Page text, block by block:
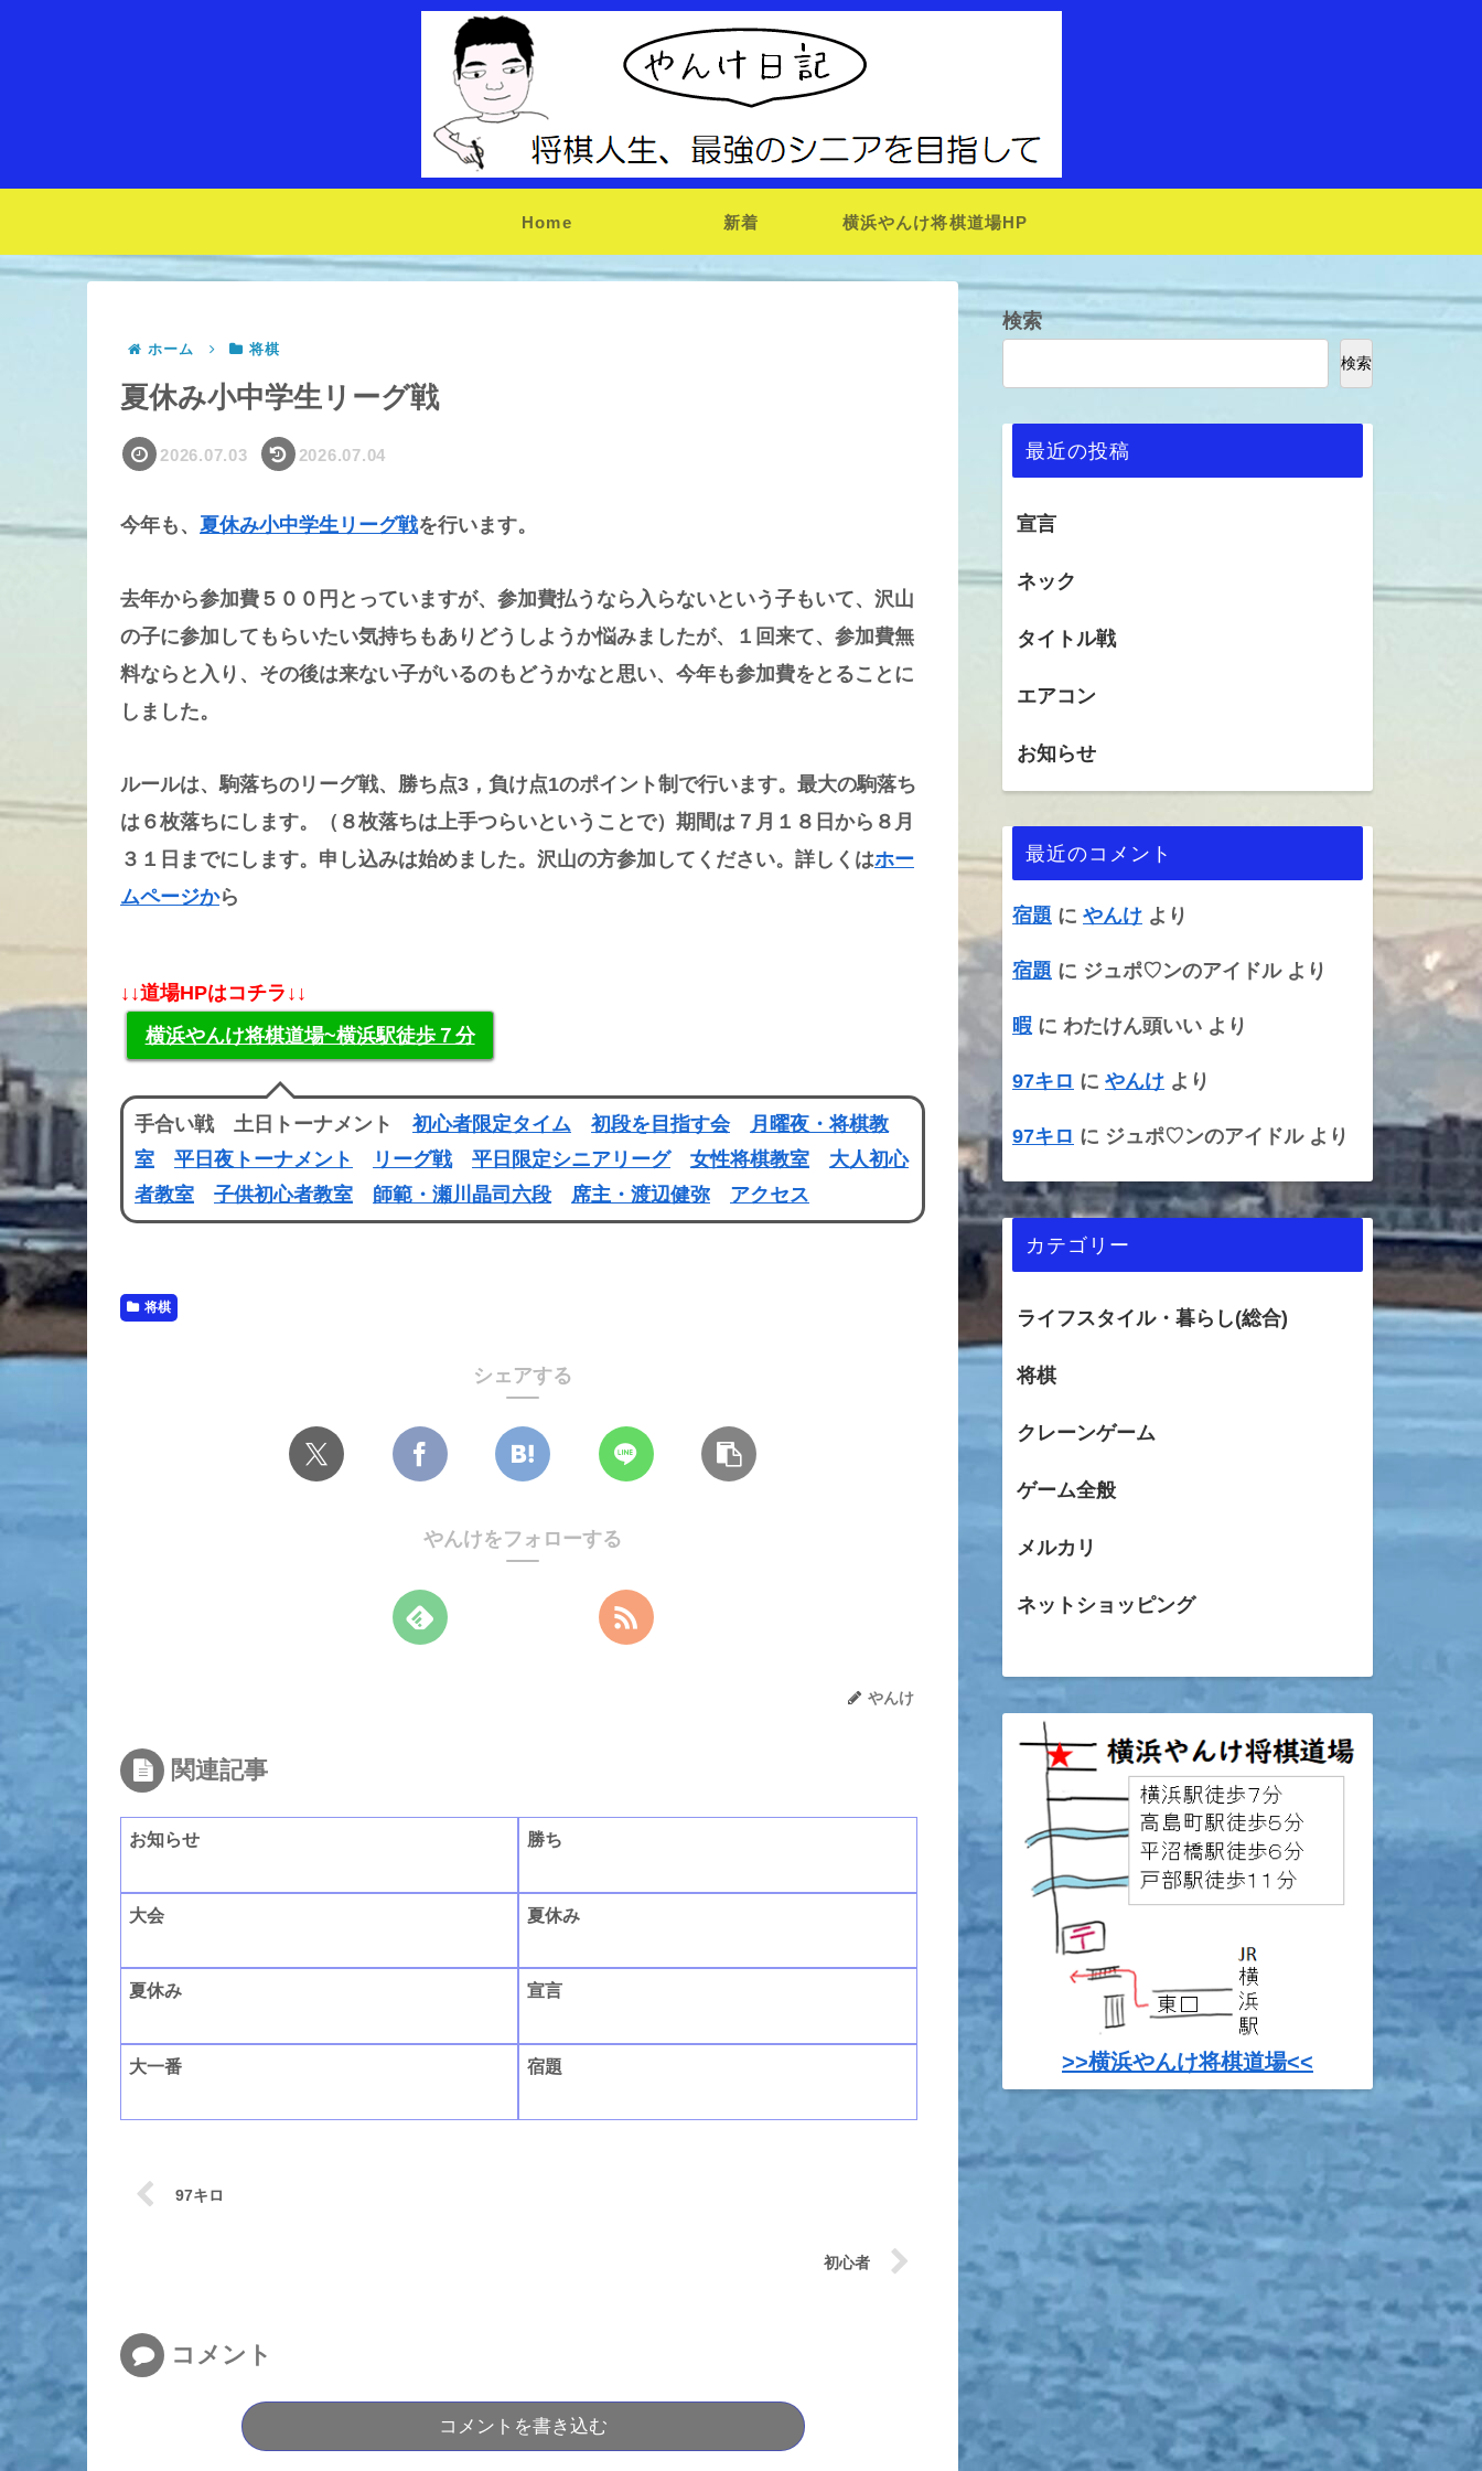
Home 新着 横浜やんけ将棋道場HP
ホーム 将棋
夏休み小中学生リーグ戦
2026.07.03 2026.07.04
今年も、 夏休み小中学生リーグ戦を行います。
去年から参加費５００円とっていますが、参加費払うなら入らないという子もいて、沢山
の子に参加してもらいたい気持ちもありどうしようか悩みましたが、１回来て、参加費無
料ならと入り、その後は来ない子がいるのもどうかなと思い、今年も参加費をとることに
しました。
ルールは、駒落ちのリーグ戦、勝ち点3，負け点1のポイント制で行います。最大の駒落ち
は６枚落ちにします。（８枚落ちは上手つらいということで）期間は７月１８日から８月
３１日までにします。申し込みは始めました。沢山の方参加してください。詳しくはホー
ムページから
↓↓道場HPはコチラ↓↓
横浜やんけ将棋道場~横浜駅徒歩７分
手合い戦 土日トーナメント 初心者限定タイム 初段を目指す会
月曜夜・将棋教
室
平日夜トーナメント リーグ戦 平日限定シニアリーグ 女性将棋教室
大人初心
者教室
子供初心者教室 師範・瀬川晶司六段 席主・渡辺健弥 アクセス
将棋
シェアする
やんけをフォローする
やんけ
関連記事
お知らせ 勝ち
大会 夏休み
夏休み 宣言
大一番 宿題
97キロ
初心者
コメント
コメントを書き込む
検索
検索
最近の投稿
宣言
ネック
タイトル戦
エアコン
お知らせ
最近のコメント
宿題 に やんけ より
宿題 に ジュポ♡ンのアイドルより
暇 に わたけん頭いい より
97キロ に やんけ より
97キロ に ジュポ♡ンのアイドルより
カテゴリー
ライフスタイル・暮らし(総合)
将棋
クレーンゲーム
ゲーム全般
メルカリ
ネットショッピング
>>横浜やんけ将棋道場<<